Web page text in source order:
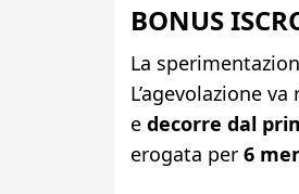
BONUS
La
L’agevolazione
e decorre dal
erogata per 6